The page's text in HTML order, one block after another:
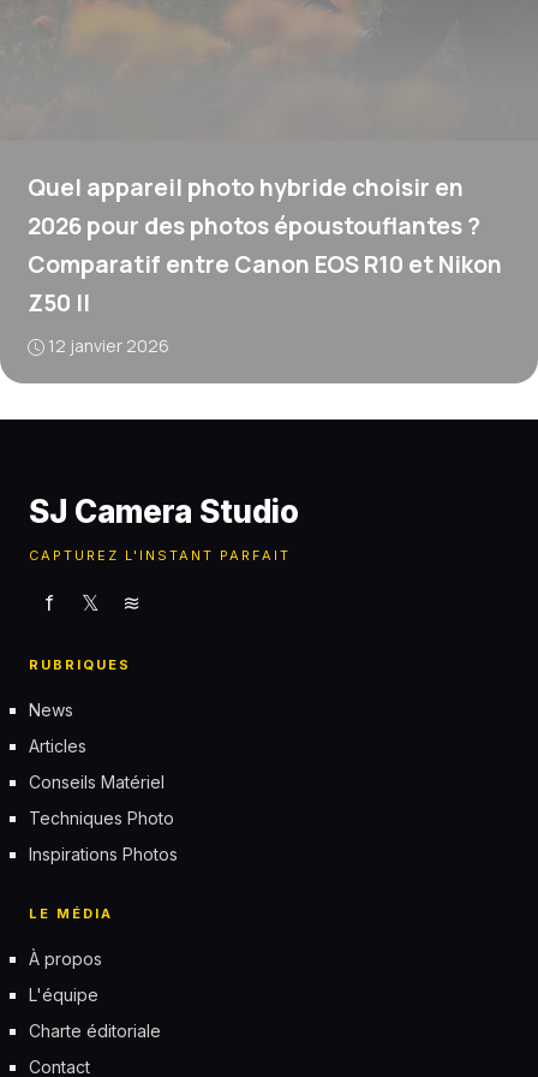
Quel appareil photo hybride choisir en
2026 pour des photos époustouflantes ?
Comparatif entre Canon EOS R10 et Nikon
Z50 II
12 janvier 2026
SJ Camera Studio
CAPTUREZ L'INSTANT PARFAIT
f 𝕏 ≋
RUBRIQUES
News
Articles
Conseils Matériel
Techniques Photo
Inspirations Photos
LE MÉDIA
À propos
L'équipe
Charte éditoriale
Contact